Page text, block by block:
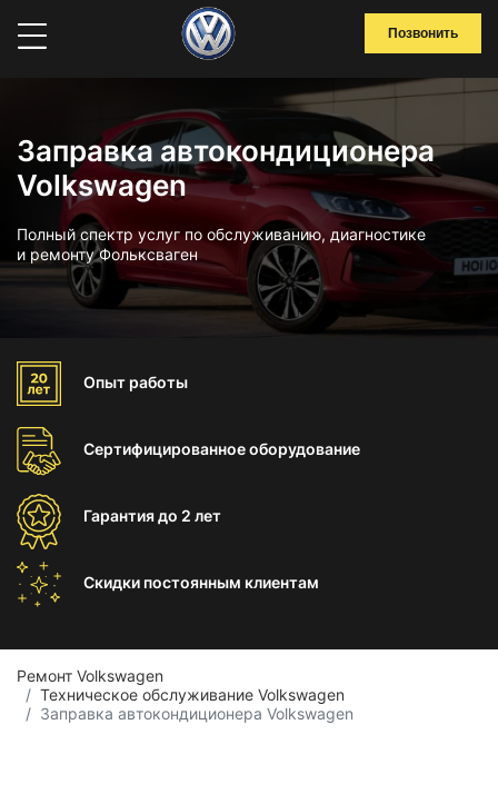
Позвонить
Заправка автокондиционера
Volkswagen
Полный спектр услуг по обслуживанию, диагностике
и ремонту Фольксваген
Опыт работы
Сертифицированноеоборудование
Гарантиядо 2 лет
Скидки постоянным клиентам
Ремонт Volkswagen
Техническое обслуживание Volkswagen
Заправка автокондиционера Volkswagen